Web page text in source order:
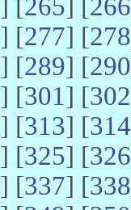
] [265] [266
] [277] [278
] [289] [290
] [301] [302
] [313] [314
] [325] [326
] [337] [338